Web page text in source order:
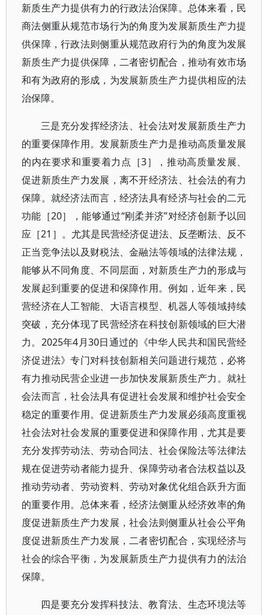
新质生产力提供有力的行政法治保障。总体来看，民
商法侧重从规范市场行为的角度为发展新质生产力提
供保障，行政法则侧重从规范政府行为的角度为发展
新质生产力提供保障，二者密切配合，推动有效市场
和有为政府的形成，为发展新质生产力提供相应的法
治保障。
三是充分发挥经济法、社会法对发展新质生产力
的重要保障作用。发展新质生产力是推动高质量发展
的内在要求和重要着力点［3］，推动高质量发展、
促进新质生产力发展，离不开经济法、社会法的有力
保障。就经济法而言，经济法具有经济与社会的二元
功能［20］，能够通过“刚柔并济”对经济创新予以回
应［21］。尤其是民营经济促进法、反垄断法、反不
正当竞争法以及财税法、金融法等领域的法律法规，
能够从不同角度、不同层面，对新质生产力的形成与
发展起到重要的促进和保障作用。例如，近年来，民
营经济在人工智能、大语言模型、机器人等领域持续
突破，充分体现了民营经济在科技创新领域的巨大潜
力。2025年4月30日通过的《中华人民共和国民营经
济促进法》专门对科技创新相关问题进行规范，必将
有力推动民营企业进一步加快发展新质生产力。就社
会法而言，社会法具有促进社会发展和维护社会安全
稳定的重要作用。促进新质生产力发展必须高度重视
社会法对社会发展的重要促进和保障作用，尤其是要
充分发挥劳动法、劳动合同法、社会保险法等法律法
规在促进劳动者能力提升、保障劳动者合法权益以及
推动劳动者、劳动资料、劳动对象优化组合跃升方面
的重要作用。总体来看，经济法侧重从经济效率的角
度促进新质生产力发展，社会法则侧重从社会公平角
度促进新质生产力发展，二者密切配合，实现经济与
社会的综合平衡，为发展新质生产力提供有力的法治
保障。
四是要充分发挥科技法、教育法、生态环境法等